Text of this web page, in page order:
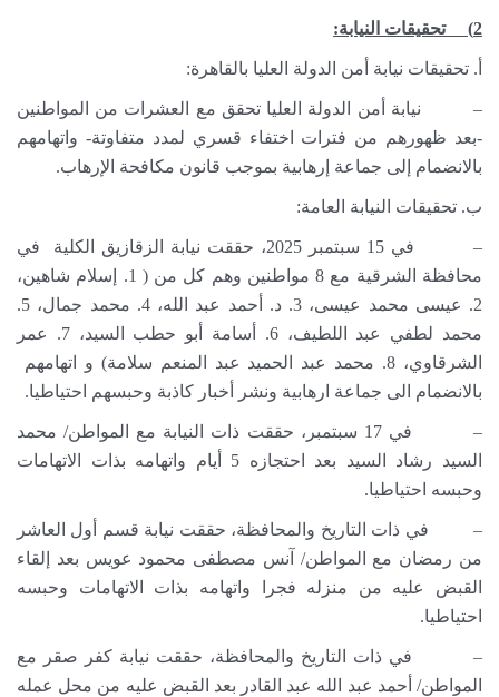
2) تحقيقات النيابة:
أ. تحقيقات نيابة أمن الدولة العليا بالقاهرة:
– نيابة أمن الدولة العليا تحقق مع العشرات من المواطنين
-بعد ظهورهم من فترات اختفاء قسري لمدد متفاوتة- واتهامهم
بالانضمام إلى جماعة إرهابية بموجب قانون مكافحة الإرهاب.
ب. تحقيقات النيابة العامة:
– في 15 سبتمبر 2025، حققت نيابة الزقازيق الكلية في
محافظة الشرقية مع 8 مواطنين وهم كل من ( 1. إسلام شاهين،
2. عيسى محمد عيسى، 3. د. أحمد عبد الله، 4. محمد جمال، 5.
محمد لطفي عبد اللطيف، 6. أسامة أبو حطب السيد، 7. عمر
الشرقاوي، 8. محمد عبد الحميد عبد المنعم سلامة) و اتهامهم
بالانضمام الى جماعة ارهابية ونشر أخبار كاذبة وحبسهم احتياطيا.
– في 17 سبتمبر، حققت ذات النيابة مع المواطن/ محمد
السيد رشاد السيد بعد احتجازه 5 أيام واتهامه بذات الاتهامات
وحبسه احتياطيا.
– في ذات التاريخ والمحافظة، حققت نيابة قسم أول العاشر
من رمضان مع المواطن/ آنس مصطفى محمود عويس بعد إلقاء
القبض عليه من منزله فجرا واتهامه بذات الاتهامات وحبسه
احتياطيا.
– في ذات التاريخ والمحافظة، حققت نيابة كفر صقر مع
المواطن/ أحمد عبد الله عبد القادر بعد القبض عليه من محل عمله